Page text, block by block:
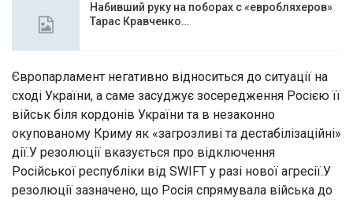
Набивший руку на поборах с «евробляхеров»
Тарас Кравченко…
Європарламент негативно відноситься до ситуації на
сході України, а саме засуджує зосередження Росією її
військ біля кордонів України та в незаконно
окупованому Криму як «загрозливі та дестабілізаційні»
дії.У резолюції вказується про відключення
Російської республіки від SWIFT у разі нової агресії.У
резолюції зазначено, що Росія спрямувала війська до